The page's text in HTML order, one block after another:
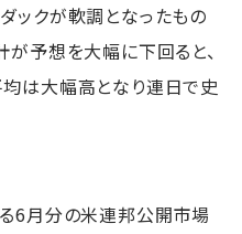
ックが軟調となったもの
予想を大幅に下回ると、
は大幅高となり連日で史
6月分の米連邦公開市場